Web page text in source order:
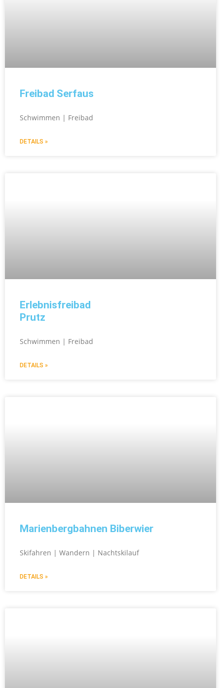
Freibad Serfaus
Schwimmen | Freibad
DETAILS »
Erlebnisfreibad
Prutz
Schwimmen | Freibad
DETAILS »
Marienbergbahnen Biberwier
Skifahren | Wandern | Nachtskilauf
DETAILS »